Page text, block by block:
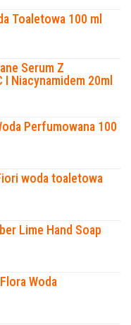
Toaletowa 100 ml
Serum Z
Niacynamidem 20ml
Perfumowana 100
woda toaletowa
Lime Hand Soap
Woda